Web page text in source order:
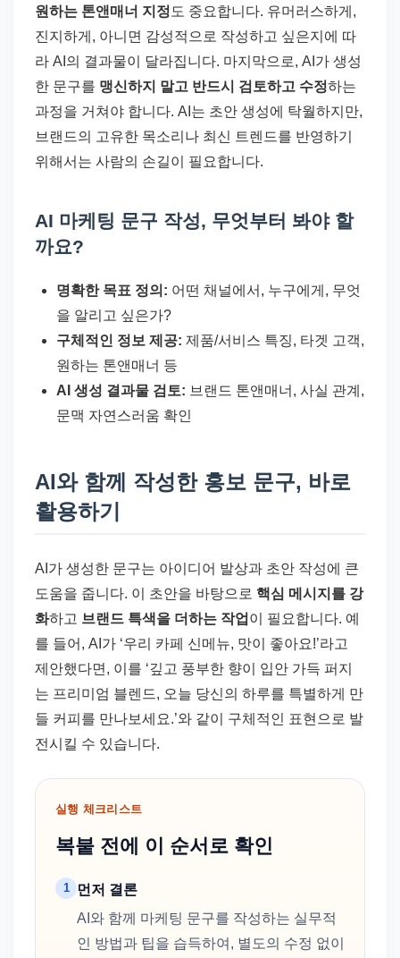
원하는 톤앤매너 지정 도 중요합니다. 유머러스하게,
진지하게, 아니면 감성적으로 작성하고 싶은지에 따
라 AI의 결과물이 달라집니다. 마지막으로, AI가 생성
한 문구를 맹신하지 말고 반드시 검토하고 수정하는
과정을 거쳐야 합니다. AI는 초안 생성에 탁월하지만,
브랜드의 고유한 목소리나 최신 트렌드를 반영하기
위해서는 사람의 손길이 필요합니다.
AI 마케팅 문구 작성, 무엇부터 봐야 할
까요?
명확한 목표 정의: 어떤 채널에서, 누구에게, 무엇
을 알리고 싶은가?
구체적인 정보 제공: 제품/서비스 특징, 타겟 고객,
원하는 톤앤매너 등
AI 생성 결과물 검토: 브랜드 톤앤매너, 사실 관계,
문맥 자연스러움 확인
AI와 함께 작성한 홍보 문구, 바로
활용하기
AI가 생성한 문구는 아이디어 발상과 초안 작성에 큰
도움을 줍니다. 이 초안을 바탕으로 핵심 메시지를 강
화하고 브랜드 특색을 더하는 작업 이 필요합니다. 예
를 들어, AI가 ‘우리 카페 신메뉴, 맛이 좋아요!’라고
제안했다면, 이를 ‘깊고 풍부한 향이 입안 가득 퍼지
는 프리미엄 블렌드, 오늘 당신의 하루를 특별하게 만
들 커피를 만나보세요.’와 같이 구체적인 표현으로 발
전시킬 수 있습니다.
실행 체크리스트
복붙 전에 이 순서로 확인
1
먼저 결론
AI와 함께 마케팅 문구를 작성하는 실무적
인 방법과 팁을 습득하여, 별도의 수정 없이